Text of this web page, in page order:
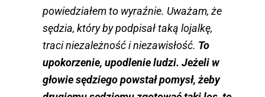
powiedziałem to wyraźnie. Uważam, że
sędzia, który by podpisał taką lojalkę,
traci niezależność i niezawisłość. To
upokorzenie, upodlenie ludzi. Jeżeli w
głowie sędziego powstał pomysł, żeby